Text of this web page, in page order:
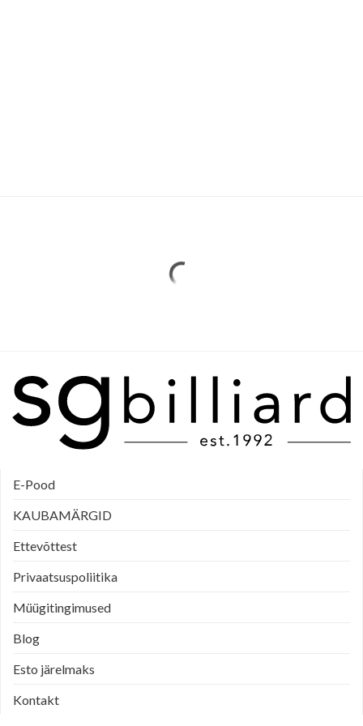
E-Pood
KAUBAMÄRGID
Ettevõttest
Privaatsuspoliitika
Müügitingimused
Blog
Esto järelmaks
Kontakt